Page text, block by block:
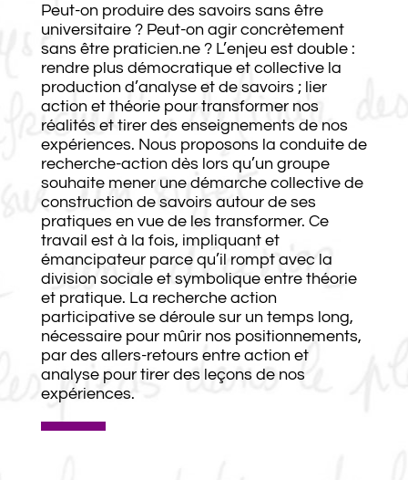
Peut-on produire des savoirs sans être
universitaire ? Peut-on agir concrètement
sans être praticien.ne ? L’enjeu est double :
rendre plus démocratique et collective la
production d’analyse et de savoirs ; lier
action et théorie pour transformer nos
réalités et tirer des enseignements de nos
expériences. Nous proposons la conduite de
recherche-action dès lors qu’un groupe
souhaite mener une démarche collective de
construction de savoirs autour de ses
pratiques en vue de les transformer. Ce
travail est à la fois, impliquant et
émancipateur parce qu’il rompt avec la
division sociale et symbolique entre théorie
et pratique. La recherche action
participative se déroule sur un temps long,
nécessaire pour mûrir nos positionnements,
par des allers-retours entre action et
analyse pour tirer des leçons de nos
expériences.